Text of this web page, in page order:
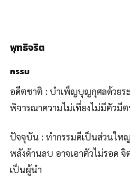
พุทธิจริต
กรรม
อดีตชาติ : บำเพ็ญบุญกุศลด้วยร
พิจารณาความไม่เที่ยงไม่มีตัวมี
ปัจจุบัน : ทำกรรมดีเป็นส่วนให
พลังด้านลบ อาจเอาตัวไม่รอด
เป็นผู้นำ